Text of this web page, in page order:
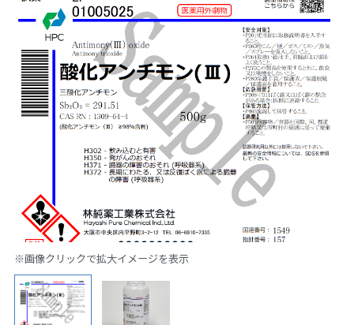
※画像クリックで拡大イメージを表示